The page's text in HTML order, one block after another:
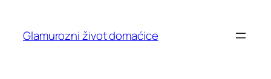
content
Glamurozni život domaćice